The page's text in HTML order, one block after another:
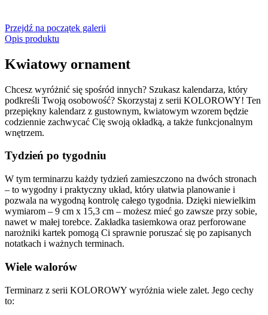
Przejdź na początek galerii
Opis produktu
Kwiatowy ornament
Chcesz wyróżnić się spośród innych? Szukasz kalendarza, który
podkreśli Twoją osobowość? Skorzystaj z serii KOLOROWY! Ten
przepiękny kalendarz z gustownym, kwiatowym wzorem będzie
codziennie zachwycać Cię swoją okładką, a także funkcjonalnym
wnętrzem.
Tydzień po tygodniu
W tym terminarzu każdy tydzień zamieszczono na dwóch stronach
– to wygodny i praktyczny układ, który ułatwia planowanie i
pozwala na wygodną kontrolę całego tygodnia. Dzięki niewielkim
wymiarom – 9 cm x 15,3 cm – możesz mieć go zawsze przy sobie,
nawet w małej torebce. Zakładka tasiemkowa oraz perforowane
narożniki kartek pomogą Ci sprawnie poruszać się po zapisanych
notatkach i ważnych terminach.
Wiele walorów
Terminarz z serii KOLOROWY wyróżnia wiele zalet. Jego cechy
to: